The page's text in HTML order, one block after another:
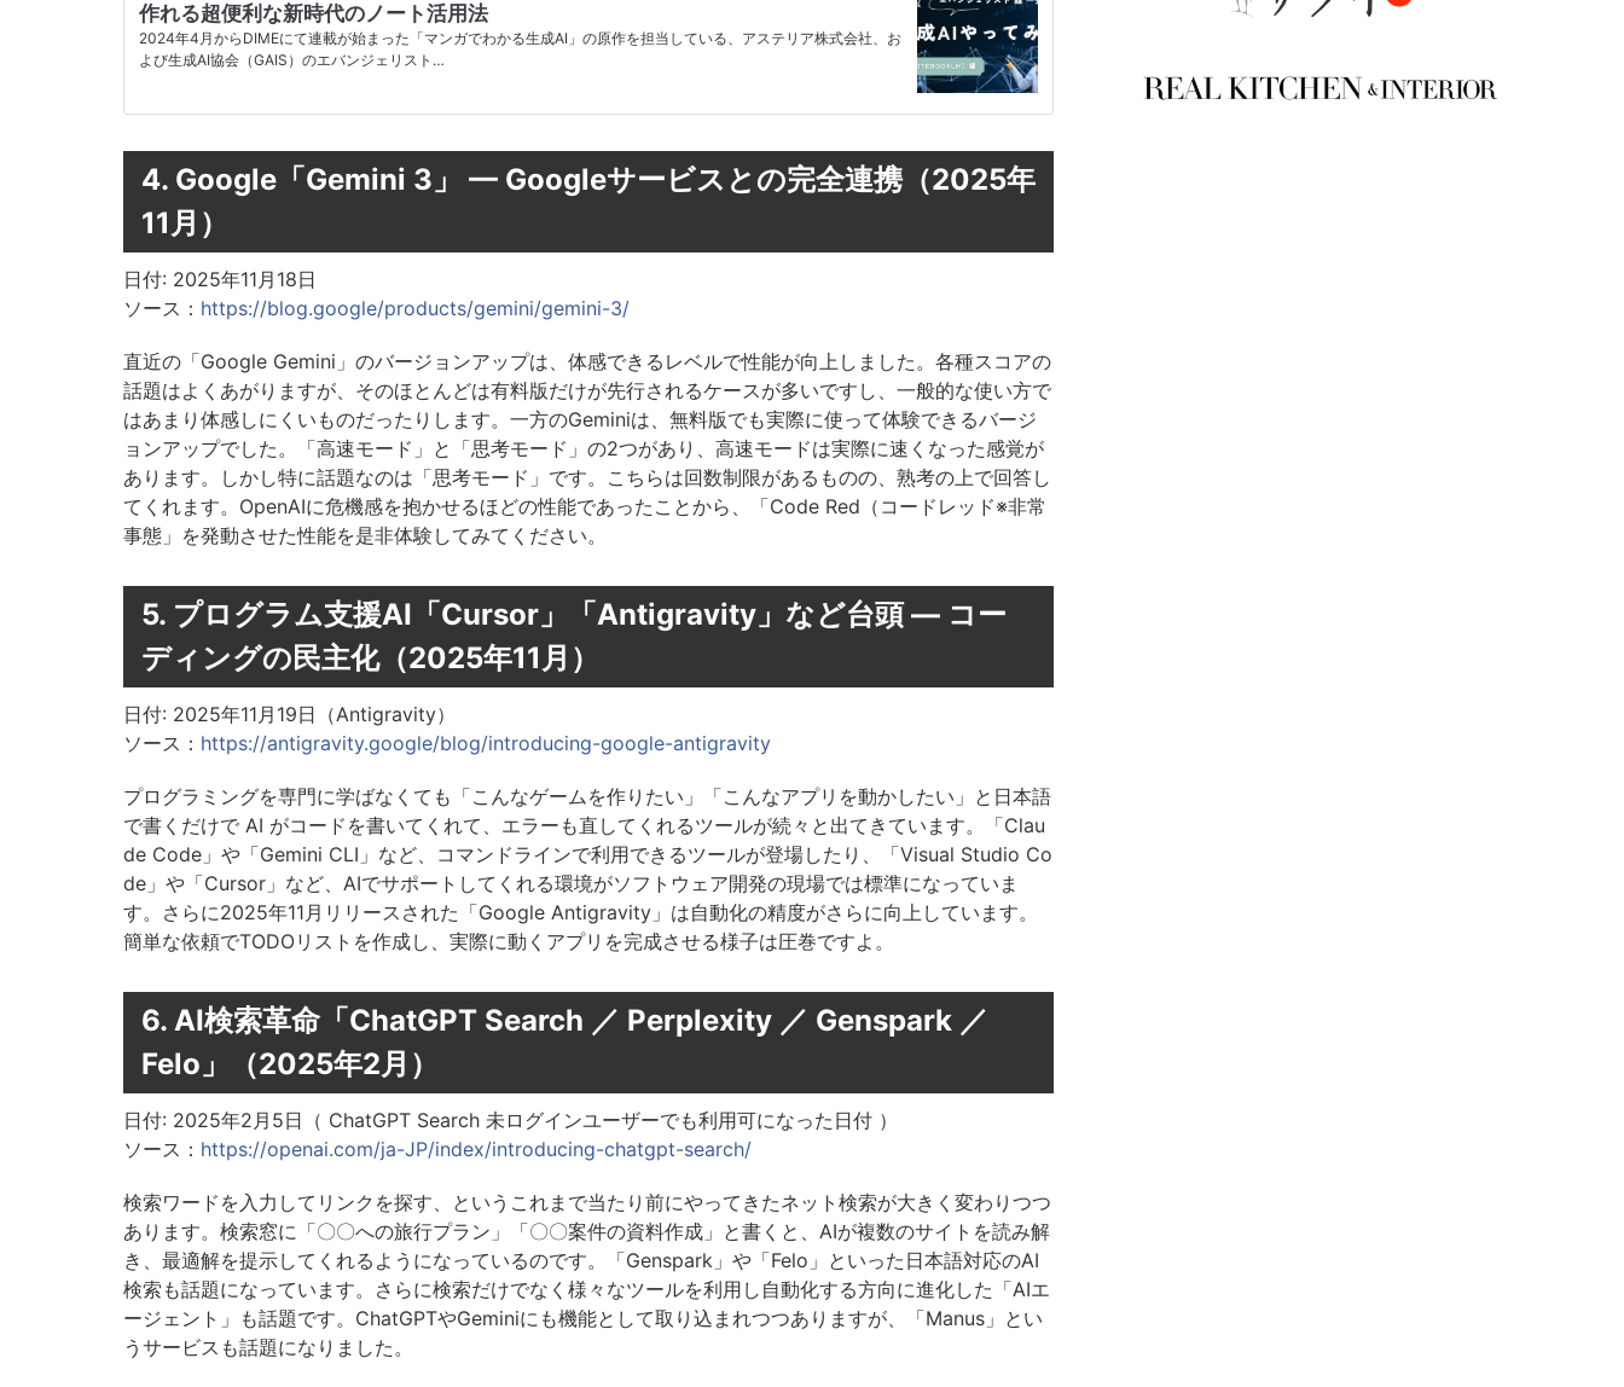
作れる超便利な新時代のノート活用法
2024年4月からDIMEにて連載が始まった「マンガでわかる生成AI」の原作を担当している、アステリア株式会社、お
よび生成AI協会（GAIS）のエバンジェリスト…
4. Google「Gemini 3」 — Googleサービスとの完全連携（2025年
11月）
日付: 2025年11月18日
ソース： https://blog.google/products/gemini/gemini-3/
直近の「Google Gemini」のバージョンアップは、体感できるレベルで性能が向上しました。各種スコアの
話題はよくあがりますが、そのほとんどは有料版だけが先行されるケースが多いですし、一般的な使い方で
はあまり体感しにくいものだったりします。一方のGeminiは、無料版でも実際に使って体験できるバージ
ョンアップでした。「高速モード」と「思考モード」の2つがあり、高速モードは実際に速くなった感覚が
あります。しかし特に話題なのは「思考モード」です。こちらは回数制限があるものの、熟考の上で回答し
てくれます。OpenAIに危機感を抱かせるほどの性能であったことから、「Code Red（コードレッド※非常
事態」を発動させた性能を是非体験してみてください。
5. プログラム支援AI「Cursor」「Antigravity」など台頭 — コー
ディングの民主化（2025年11月）
日付: 2025年11月19日（Antigravity）
ソース： https://antigravity.google/blog/introducing-google-antigravity
プログラミングを専門に学ばなくても「こんなゲームを作りたい」「こんなアプリを動かしたい」と日本語
で書くだけで AI がコードを書いてくれて、エラーも直してくれるツールが続々と出てきています。「Clau
de Code」や「Gemini CLI」など、コマンドラインで利用できるツールが登場したり、「Visual Studio Co
de」や「Cursor」など、AIでサポートしてくれる環境がソフトウェア開発の現場では標準になっていま
す。さらに2025年11月リリースされた「Google Antigravity」は自動化の精度がさらに向上しています。
簡単な依頼でTODOリストを作成し、実際に動くアプリを完成させる様子は圧巻ですよ。
6. AI検索革命「ChatGPT Search ／ Perplexity ／ Genspark ／
Felo」（2025年2月）
日付: 2025年2月5日（ ChatGPT Search 未ログインユーザーでも利用可になった日付 ）
ソース： https://openai.com/ja-JP/index/introducing-chatgpt-search/
検索ワードを入力してリンクを探す、というこれまで当たり前にやってきたネット検索が大きく変わりつつ
あります。検索窓に「〇〇への旅行プラン」「〇〇案件の資料作成」と書くと、AIが複数のサイトを読み解
き、最適解を提示してくれるようになっているのです。「Genspark」や「Felo」といった日本語対応のAI
検索も話題になっています。さらに検索だけでなく様々なツールを利用し自動化する方向に進化した「AIエ
ージェント」も話題です。ChatGPTやGeminiにも機能として取り込まれつつありますが、「Manus」とい
うサービスも話題になりました。